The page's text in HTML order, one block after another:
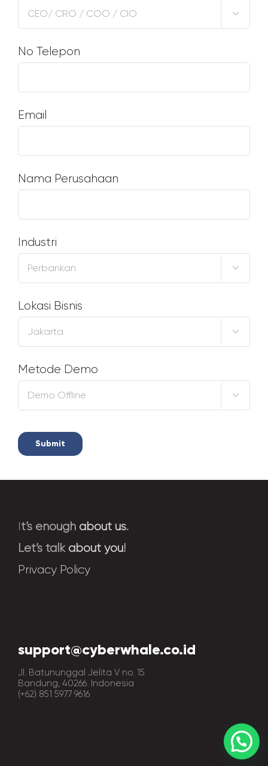

No Telepon
Email
Nama Perusahaan
Industri

Lokasi Bisnis

Metode Demo

It’s enough about us.
Let’s talk about you!
Privacy Policy
support@cyberwhale.co.id
Jl. Batununggal Jelita V no. 15
Bandung, 40266. Indonesia
(+62) 851 5977 9616